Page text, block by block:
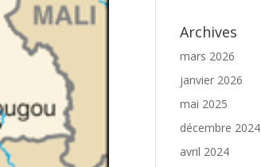
Archives
mars 2026
janvier 2026
mai 2025
décembre 2024
avril 2024